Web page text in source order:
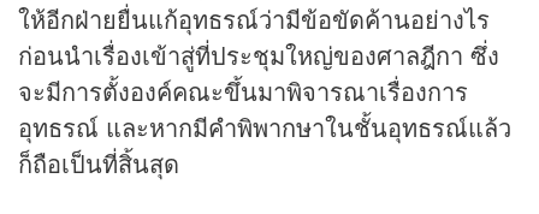
ให้อีกฝ่ายยื่นแก้อุทธรณ์ว่ามีข้อขัดค้านอย่างไร
ก่อนนำเรื่องเข้าสู่ที่ประชุมใหญ่ของศาลฎีกา ซึ่ง
จะมีการตั้งองค์คณะขึ้นมาพิจารณาเรื่องการ
อุทธรณ์ และหากมีคำพิพากษาในชั้นอุทธรณ์แล้ว
ก็ถือเป็นที่สิ้นสุด